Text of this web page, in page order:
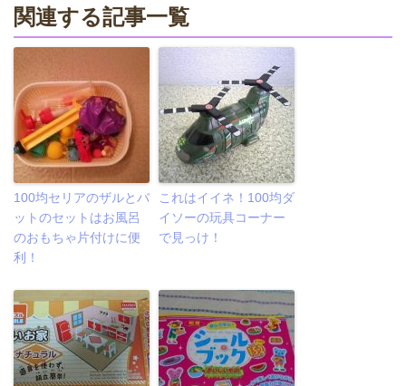
関連する記事一覧
100均セリアのザルとバ
ットのセットはお風呂
のおもちゃ片付けに便
利！
これはイイネ！100均ダ
イソーの玩具コーナー
で見っけ！